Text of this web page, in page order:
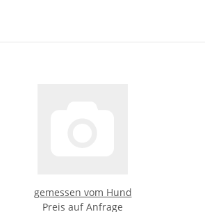
gemessen vom Hund
Preis auf Anfrage